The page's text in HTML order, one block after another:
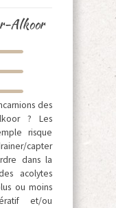
Alkoor
des
? Les
risque
capter
dans la
acolytes
ou moins
et/ou